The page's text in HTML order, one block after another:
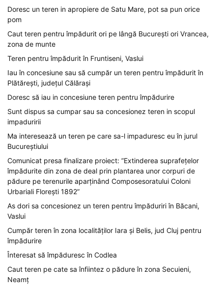
Doresc un teren in apropiere de Satu Mare, pot sa pun orice
pom
Caut teren pentru împădurit ori pe lângă București ori Vrancea,
zona de munte
Teren pentru împădurit în Fruntiseni, Vaslui
Iau în concesiune sau să cumpăr un teren pentru împădurit în
Plătărești, județul Călărași
Doresc să iau in concesiune teren pentru împădurire
Sunt dispus sa cumpar sau sa concesionez teren in scopul
impaduririi
Ma interesează un teren pe care sa-l impaduresc eu în jurul
Bucureștiului
Comunicat presa finalizare proiect: ”Extinderea suprafețelor
împădurite din zona de deal prin plantarea unor corpuri de
pădure pe terenurile aparținând Composesoratului Coloni
Urbariali Florești 1892”
As dori sa concesionez un teren pentru împăduriri în Băcani,
Vaslui
Cumpăr teren în zona localităților Iara și Belis, jud Cluj pentru
împădurire
Înteresat să împăduresc în Codlea
Caut teren pe cate sa înfiintez o pădure în zona Secuieni,
Neamț